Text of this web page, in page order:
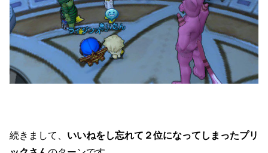
続きまして、 いいねをし忘れて２位になってしまったプリ